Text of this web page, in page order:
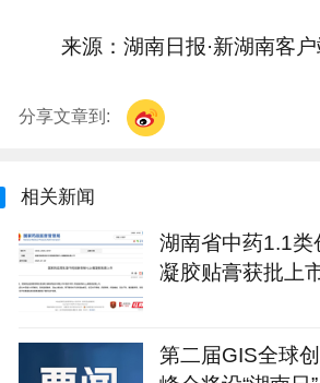
来源：湖南日报·新湖南客
分享文章到:
相关新闻
湖南省中药1.1类
凝胶贴膏获批上
第二届GIS全球